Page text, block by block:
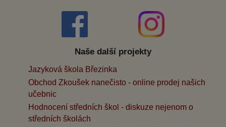
Naše další projekty
Jazyková škola Březinka
Obchod Zkoušek nanečisto - online prodej našich
učebnic
Hodnocení středních škol - diskuze nejenom o
středních školách